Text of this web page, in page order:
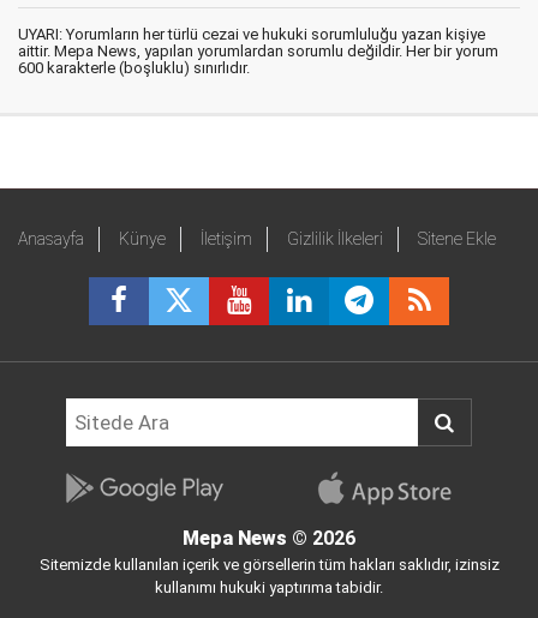
UYARI: Yorumların her türlü cezai ve hukuki sorumluluğu yazan kişiye
aittir. Mepa News, yapılan yorumlardan sorumlu değildir. Her bir yorum
600 karakterle (boşluklu) sınırlıdır.
Anasayfa Künye İletişim Gizlilik İlkeleri Sitene Ekle
Mepa News © 2026
Sitemizde kullanılan içerik ve görsellerin tüm hakları saklıdır, izinsiz
kullanımı hukuki yaptırıma tabidir.